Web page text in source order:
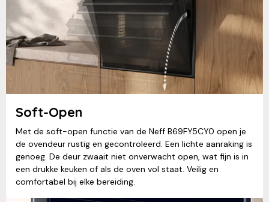
Soft-Open
Met de soft-open functie van de Neff B69FY5CY0 open je
de ovendeur rustig en gecontroleerd. Een lichte aanraking is
genoeg. De deur zwaait niet onverwacht open, wat fijn is in
een drukke keuken of als de oven vol staat. Veilig en
comfortabel bij elke bereiding.